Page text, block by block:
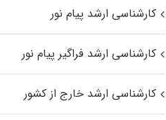
کارشناسی ارشد پیام نور
کارشناسی ارشد فراگیر پیام نور
کارشناسی ارشد خارج از کشور